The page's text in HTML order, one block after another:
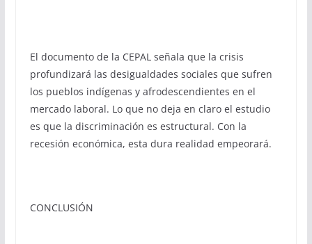
El documento de la CEPAL señala que la crisis
profundizará las desigualdades sociales que sufren
los pueblos indígenas y afrodescendientes en el
mercado laboral. Lo que no deja en claro el estudio
es que la discriminación es estructural. Con la
recesión económica, esta dura realidad empeorará.
CONCLUSIÓN